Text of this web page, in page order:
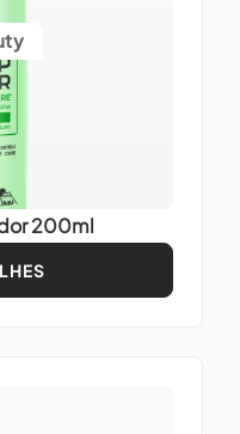
200ml